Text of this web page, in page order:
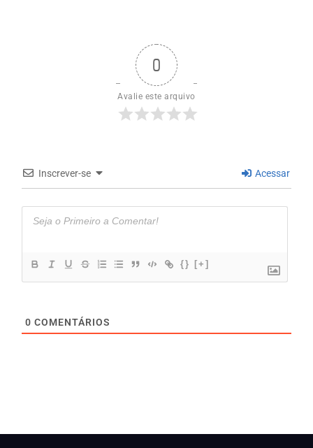
0
Avalie este arquivo
Inscrever-se Acessar
{} [+]
0 COMENTÁRIOS